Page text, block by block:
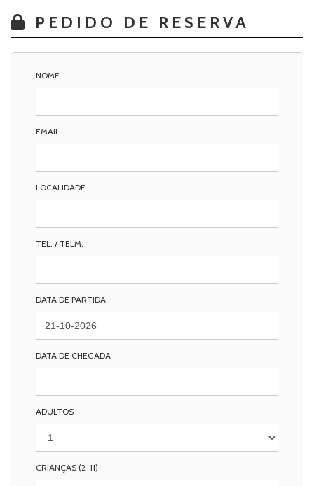
PEDIDO DE RESERVA
NOME
EMAIL
LOCALIDADE
TEL. / TELM.
DATA DE PARTIDA
DATA DE CHEGADA
ADULTOS
CRIANÇAS (2-11)